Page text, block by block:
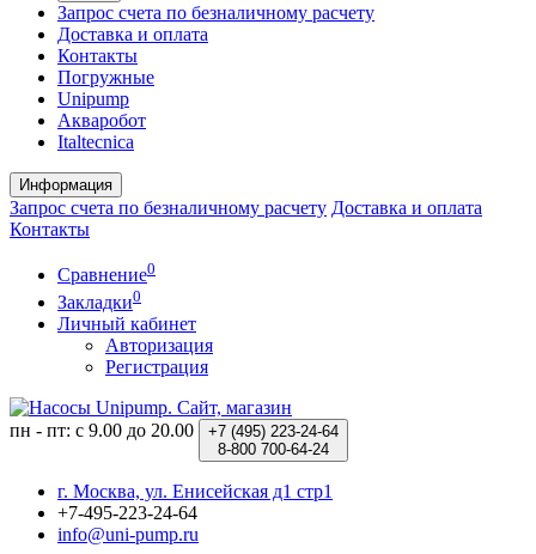
Запрос счета по безналичному расчету
Доставка и оплата
Контакты
Погружные
Unipump
Акваробот
Italtecnica
Информация
Запрос счета по безналичному расчету Доставка и оплата
Контакты
Сравнение0
Закладки0
Личный кабинет
Авторизация
Регистрация
пн - пт: с 9.00 до 20.00 +7 (495) 223-24-64
8-800 700-64-24
г. Москва, ул. Енисейская д1 стр1
+7-495-223-24-64
info@uni-pump.ru